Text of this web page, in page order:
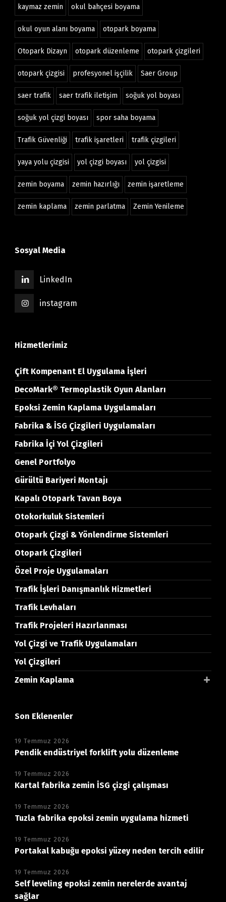
kaymaz zemin okul bahçesi boyama
okul oyun alanı boyama otopark boyama
Otopark Dizayn otopark düzenleme otopark çizgileri
otopark çizgisi profesyonel işçilik Saer Group
saer trafik saer trafik iletişim soğuk yol boyası
soğuk yol çizgi boyası spor saha boyama
Trafik Güvenliği trafik işaretleri trafik çizgileri
yaya yolu çizgisi yol çizgi boyası yol çizgisi
zemin boyama zemin hazırlığı zemin işaretleme
zemin kaplama zemin parlatma Zemin Yenileme
Sosyal Media
LinkedIn
instagram
Hizmetlerimiz
Çift Kompenant El Uygulama İşleri
DecoMark® Termoplastik Oyun Alanları
Epoksi Zemin Kaplama Uygulamaları
Fabrika & İSG Çizgileri Uygulamaları
Fabrika İçi Yol Çizgileri
Genel Portfolyo
Gürültü Bariyeri Montajı
Kapalı Otopark Tavan Boya
Otokorkuluk Sistemleri
Otopark Çizgi & Yönlendirme Sistemleri
Otopark Çizgileri
Özel Proje Uygulamaları
Trafik İşleri Danışmanlık Hizmetleri
Trafik Levhaları
Trafik Projeleri Hazırlanması
Yol Çizgi ve Trafik Uygulamaları
Yol Çizgileri
Zemin Kaplama
Son Eklenenler
19 Temmuz 2026
Pendik endüstriyel forklift yolu düzenleme
19 Temmuz 2026
Kartal fabrika zemin İSG çizgi çalışması
19 Temmuz 2026
Tuzla fabrika epoksi zemin uygulama hizmeti
19 Temmuz 2026
Portakal kabuğu epoksi yüzey neden tercih edilir
19 Temmuz 2026
Self leveling epoksi zemin nerelerde avantaj
sağlar